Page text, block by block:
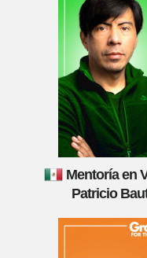
Mentoría en
Patricio